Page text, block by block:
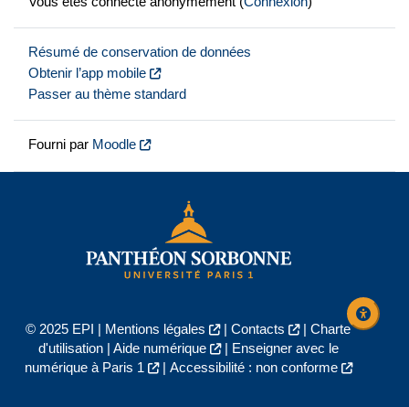
Résumé de conservation de données
Obtenir l’app mobile
Passer au thème standard
Fourni par Moodle
© 2025 EPI | Mentions légales | Contacts | Charte
d'utilisation| Aide numérique |
Enseigner avec le
numérique à Paris 1
| Accessibilité : non conforme